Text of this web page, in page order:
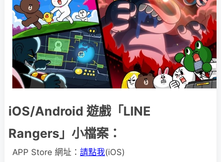
iOS/Android 遊戲「LINE
Rangers」小檔案：
APP Store 網址： 請點我(iOS)